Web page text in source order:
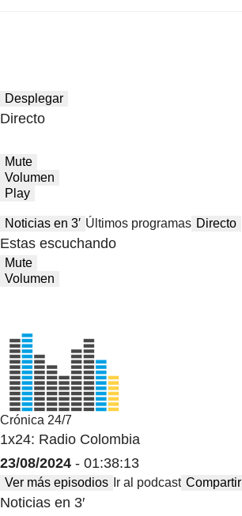
Desplegar
Directo
Mute
Volumen
Play
Noticias en 3′ Últimos programas Directo
Estas escuchando
Mute
Volumen
Crónica 24/7
1x24: Radio Colombia
23/08/2024 - 01:38:13
Ver más episodios Ir al podcast Compartir
Noticias en 3′